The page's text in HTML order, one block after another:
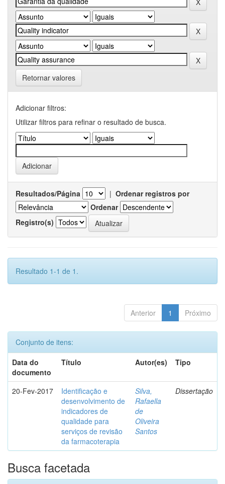
Retornar valores
Adicionar filtros:
Utilizar filtros para refinar o resultado de busca.
Resultados/Página | Ordenar registros por
Ordenar
Registro(s)
Resultado 1-1 de 1.
Anterior 1 Próximo
Conjunto de itens:
Data do
documento
Título Autor(es) Tipo
20-Fev-2017
Identificação e
desenvolvimento de
indicadores de
qualidade para
serviços de revisão
da farmacoterapia
Silva,
Rafaella
de
Oliveira
Santos
Dissertação
Busca facetada